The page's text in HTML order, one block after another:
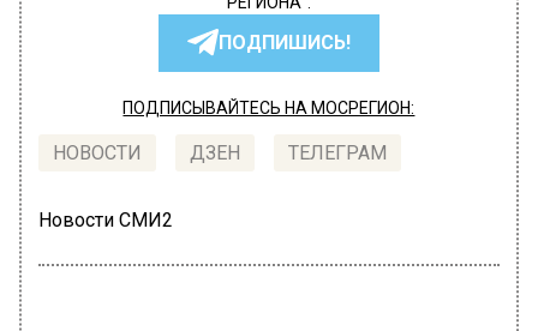
ПОДПИШИСЬ!
ПОДПИСЫВАЙТЕСЬ НА МОСРЕГИОН:
НОВОСТИ ДЗЕН ТЕЛЕГРАМ
Новости СМИ2